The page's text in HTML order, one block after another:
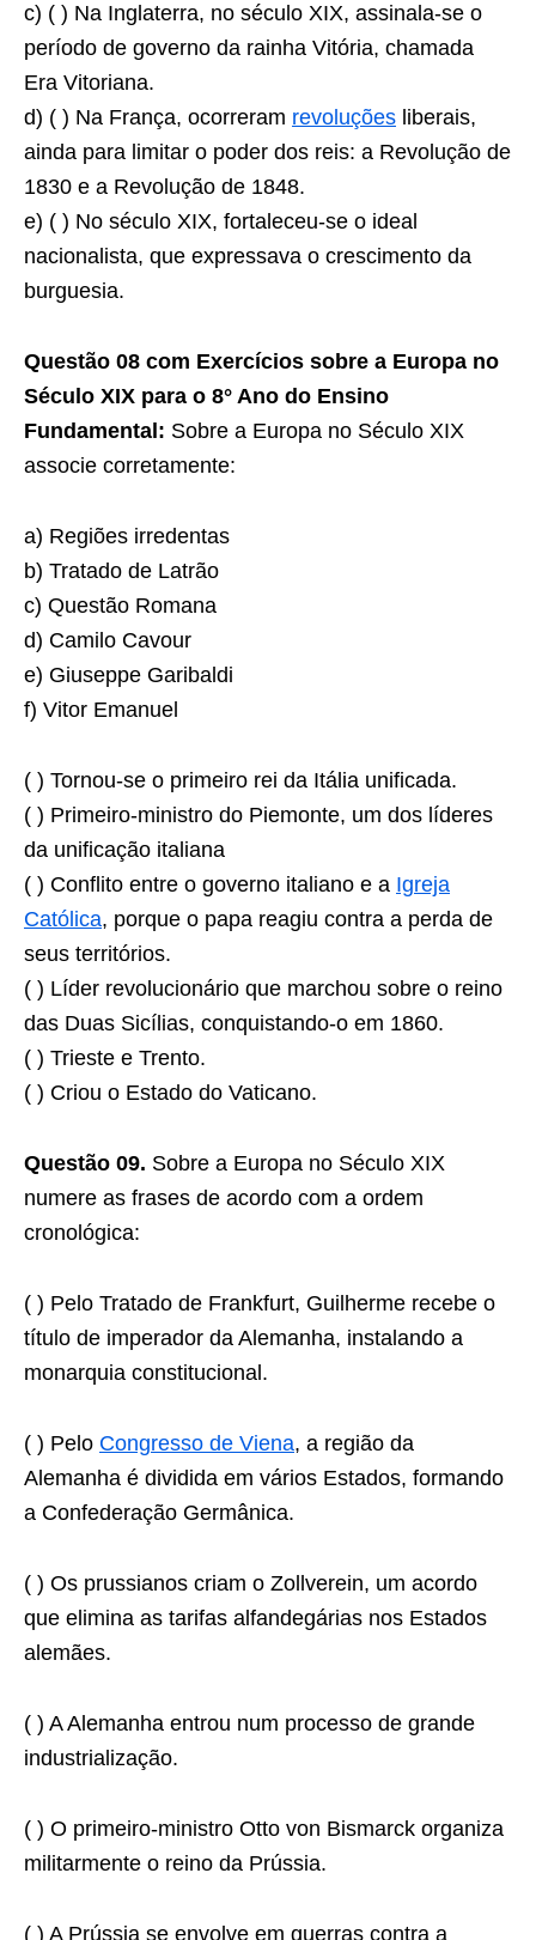
c) ( ) Na Inglaterra, no século XIX, assinala-se o
período de governo da rainha Vitória, chamada
Era Vitoriana.
d) ( ) Na França, ocorreram revoluções liberais,
ainda para limitar o poder dos reis: a Revolução de
1830 e a Revolução de 1848.
e) ( ) No século XIX, fortaleceu-se o ideal
nacionalista, que expressava o crescimento da
burguesia.
Questão 08 com Exercícios sobre a Europa no
Século XIX para o 8° Ano do Ensino
Fundamental: Sobre a Europa no Século XIX
associe corretamente:
a) Regiões irredentas
b) Tratado de Latrão
c) Questão Romana
d) Camilo Cavour
e) Giuseppe Garibaldi
f) Vitor Emanuel
( ) Tornou-se o primeiro rei da Itália unificada.
( ) Primeiro-ministro do Piemonte, um dos líderes
da unificação italiana
( ) Conflito entre o governo italiano e a Igreja
Católica, porque o papa reagiu contra a perda de
seus territórios.
( ) Líder revolucionário que marchou sobre o reino
das Duas Sicílias, conquistando-o em 1860.
( ) Trieste e Trento.
( ) Criou o Estado do Vaticano.
Questão 09. Sobre a Europa no Século XIX
numere as frases de acordo com a ordem
cronológica:
( ) Pelo Tratado de Frankfurt, Guilherme recebe o
título de imperador da Alemanha, instalando a
monarquia constitucional.
( ) Pelo Congresso de Viena, a região da
Alemanha é dividida em vários Estados, formando
a Confederação Germânica.
( ) Os prussianos criam o Zollverein, um acordo
que elimina as tarifas alfandegárias nos Estados
alemães.
( ) A Alemanha entrou num processo de grande
industrialização.
( ) O primeiro-ministro Otto von Bismarck organiza
militarmente o reino da Prússia.
( ) A Prússia se envolve em guerras contra a